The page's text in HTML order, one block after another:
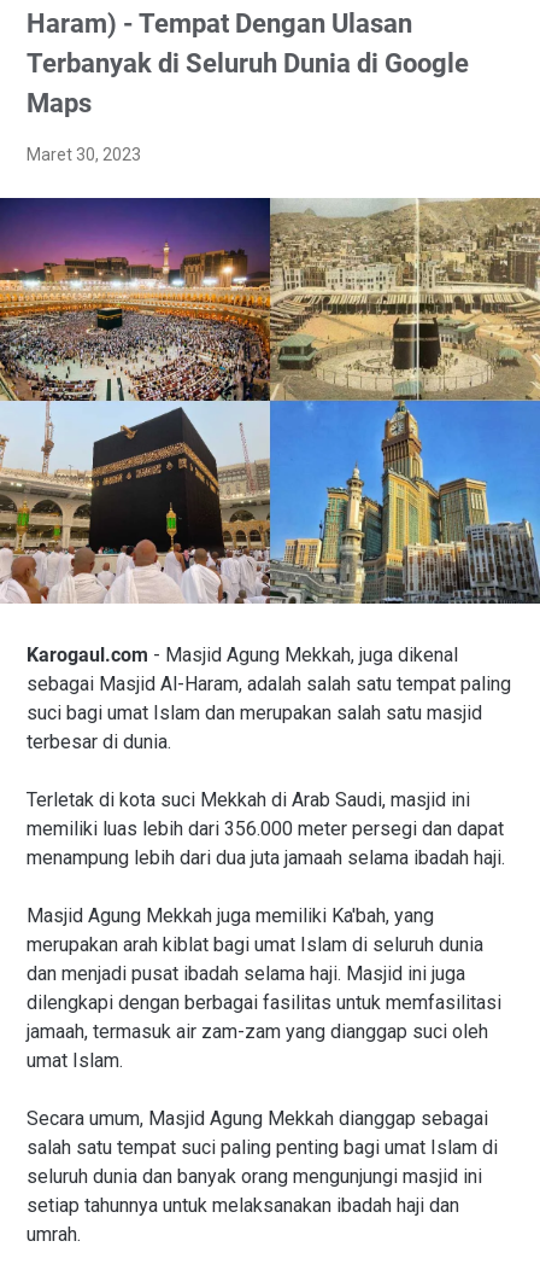
Haram) - Tempat Dengan Ulasan
Terbanyak di Seluruh Dunia di Google
Maps
Maret 30, 2023
Karogaul.com - Masjid Agung Mekkah, juga dikenal
sebagai Masjid Al-Haram, adalah salah satu tempat paling
suci bagi umat Islam dan merupakan salah satu masjid
terbesar di dunia.
Terletak di kota suci Mekkah di Arab Saudi, masjid ini
memiliki luas lebih dari 356.000 meter persegi dan dapat
menampung lebih dari dua juta jamaah selama ibadah haji.
Masjid Agung Mekkah juga memiliki Ka'bah, yang
merupakan arah kiblat bagi umat Islam di seluruh dunia
dan menjadi pusat ibadah selama haji. Masjid ini juga
dilengkapi dengan berbagai fasilitas untuk memfasilitasi
jamaah, termasuk air zam-zam yang dianggap suci oleh
umat Islam.
Secara umum, Masjid Agung Mekkah dianggap sebagai
salah satu tempat suci paling penting bagi umat Islam di
seluruh dunia dan banyak orang mengunjungi masjid ini
setiap tahunnya untuk melaksanakan ibadah haji dan
umrah.